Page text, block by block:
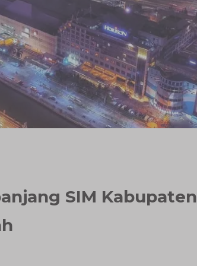
SIM Kabupaten